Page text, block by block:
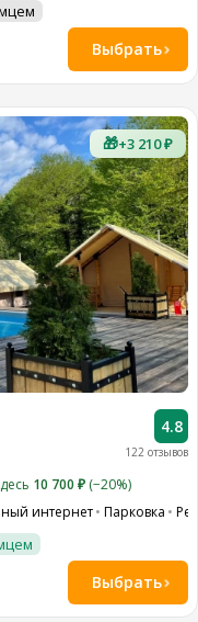
Выбрать
🎁+3 210 ₽
122 отзывов
4.8
10 700 ₽ (−20%)
интернет Парковка
Выбрать